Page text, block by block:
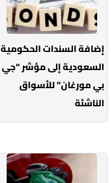
إضافة السندات الحكومية
السعودية إلى مؤشر “جي
بي مورغان” للأسواق
الناشئة